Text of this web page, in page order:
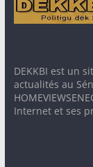
DEKKBI est un
actualités au
Internet et ses